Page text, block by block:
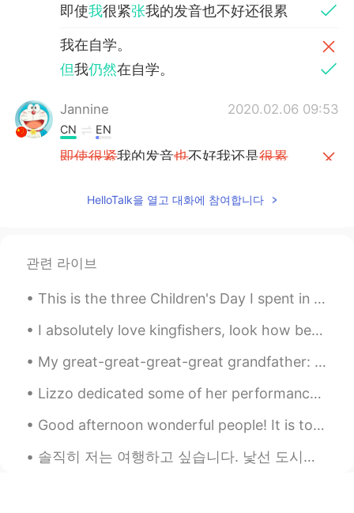
即使我很紧张我的发音也不好还很累
我在自学。
但我仍然在自学。
Jannine 2020.02.06 09:53
CN EN
即使很紧我的发音也不好我还是很累
在尝试
CN
CN EN
@Anika雅雅你好！我也很好！
Sieyn 2020.02.04 04:06
HelloTalk을 열고 대화에 참여합니다
관련 라이브
This is the three Children's Day I spent in the United States in the past three years.But this ye...
I absolutely love kingfishers, look how beautiful these little birds are! I was so happy to see t...
My great-great-great-great grandfather: Hugh Wilson A wonderful biography is in the “1914-1976...
Lizzo dedicated some of her performance to Kobi at the Grammy's🙏❤❤she's a pure soul,please love h...
Good afternoon wonderful people! It is tongue twister time.. try saying the following: Which wit...
솔직히 저는 여행하고 싶습니다. 낯선 도시에 가서 예쁜 옷을 입고 거리를 멍하니 걷는 게 꿈이에요. To be honest I would love to travel. It’...